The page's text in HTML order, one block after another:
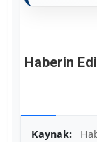
Haberin
Kaynak: